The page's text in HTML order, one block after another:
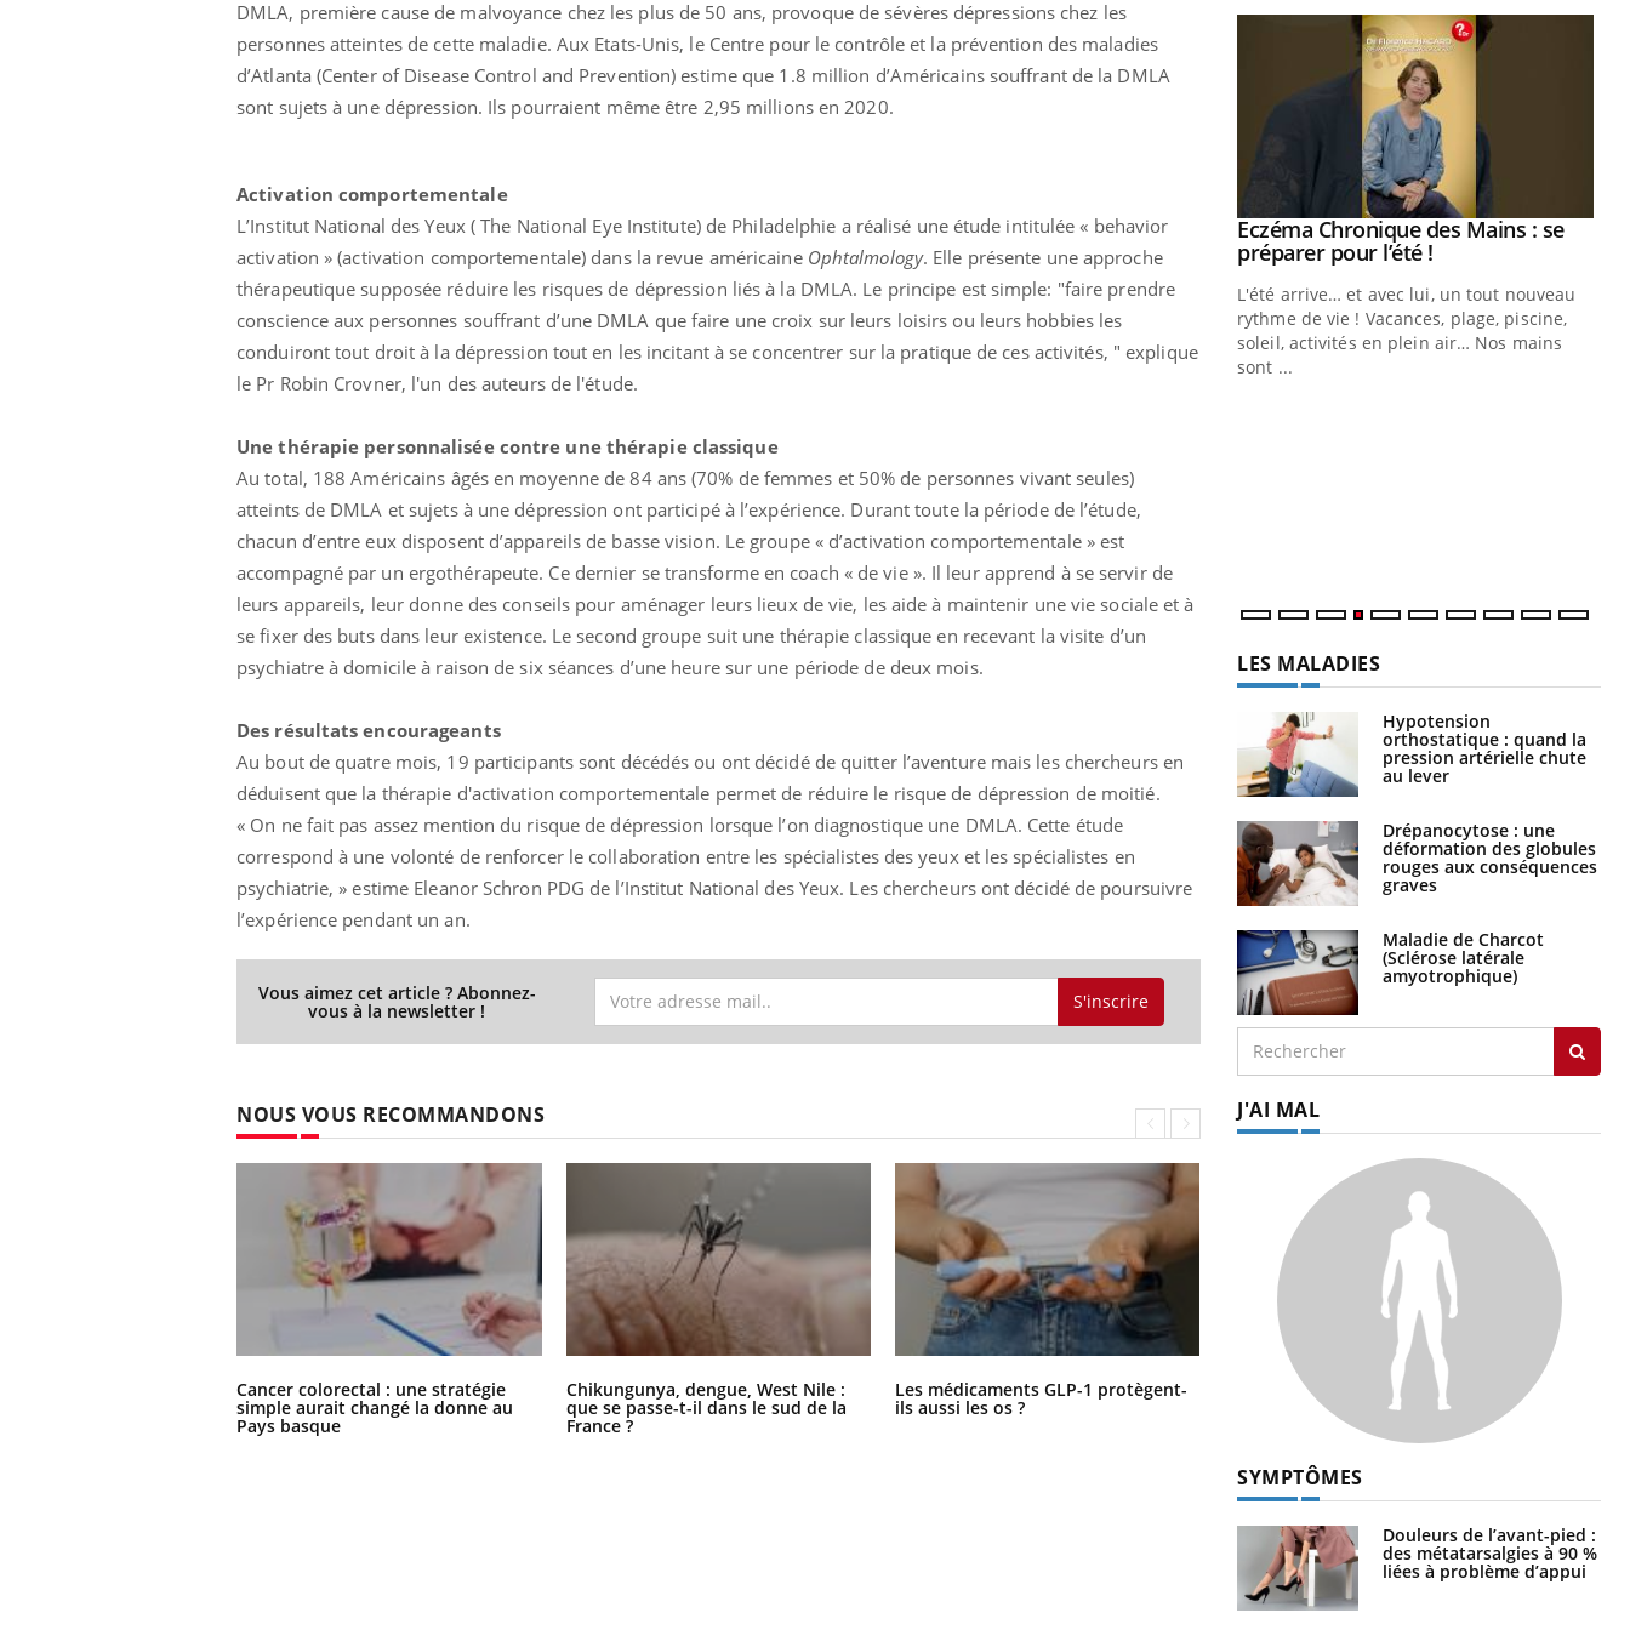
DMLA, première cause de malvoyance chez les plus de 50 ans, provoque de sévères dépressions chez les
personnes atteintes de cette maladie. Aux Etats-Unis, le Centre pour le contrôle et la prévention des maladies
d’Atlanta (Center of Disease Control and Prevention) estime que 1.8 million d’Américains souffrant de la DMLA
sont sujets à une dépression. Ils pourraient même être 2,95 millions en 2020.
Activation comportementale
L’Institut National des Yeux ( The National Eye Institute) de Philadelphie a réalisé une étude intitulée « behavior
activation » (activation comportementale) dans la revue américaine Ophtalmology. Elle présente une approche
thérapeutique supposée réduire les risques de dépression liés à la DMLA. Le principe est simple: "faire prendre
conscience aux personnes souffrant d’une DMLA que faire une croix sur leurs loisirs ou leurs hobbies les
conduiront tout droit à la dépression tout en les incitant à se concentrer sur la pratique de ces activités, " explique
le Pr Robin Crovner, l'un des auteurs de l'étude.
Une thérapie personnalisée contre une thérapie classique
Au total, 188 Américains âgés en moyenne de 84 ans (70% de femmes et 50% de personnes vivant seules)
atteints de DMLA et sujets à une dépression ont participé à l’expérience. Durant toute la période de l’étude,
chacun d’entre eux disposent d’appareils de basse vision. Le groupe « d’activation comportementale » est
accompagné par un ergothérapeute. Ce dernier se transforme en coach « de vie ». Il leur apprend à se servir de
leurs appareils, leur donne des conseils pour aménager leurs lieux de vie, les aide à maintenir une vie sociale et à
se fixer des buts dans leur existence. Le second groupe suit une thérapie classique en recevant la visite d’un
psychiatre à domicile à raison de six séances d’une heure sur une période de deux mois.
Des résultats encourageants
Au bout de quatre mois, 19 participants sont décédés ou ont décidé de quitter l’aventure mais les chercheurs en
déduisent que la thérapie d'activation comportementale permet de réduire le risque de dépression de moitié.
« On ne fait pas assez mention du risque de dépression lorsque l’on diagnostique une DMLA. Cette étude
correspond à une volonté de renforcer le collaboration entre les spécialistes des yeux et les spécialistes en
psychiatrie, » estime Eleanor Schron PDG de l’Institut National des Yeux. Les chercheurs ont décidé de poursuivre
l’expérience pendant un an.
Vous aimez cet article ? Abonnez-
vous à la newsletter ! S'inscrire
NOUS VOUS RECOMMANDONS
Cancer colorectal : une stratégie
simple aurait changé la donne au
Pays basque
Chikungunya, dengue, West Nile :
que se passe-t-il dans le sud de la
France ?
Les médicaments GLP-1 protègent-
ils aussi les os ?
Cytomégalovirus : ce qui change
dans la prise en charge des femmes
Eczéma Chronique des Mains :
expliquer ma maladieYoutube
Il y a des sujets qui sont faciles à aborder...
d'autres non ! D'un côté, poser des
questions sur la maladie d'un proche c'est
Youtube
Carence en fer : comprendre pour
prévenirYoutube
Fatigue, irritabilité, brouillard mental ou
même alopécie… Les symptômes de la
carence en fer sont multiples ce qui la rend
Youtube
Insuline & Charge mentale : et si on
osait en parler??Youtube
En 2026, l'insuline dans le diabète de type 2
reste entourée d'idées reçues chez les
patients comme parfois chez les soignants.
Youtube
Eczéma Chronique des Mains : se
préparer pour l’été !Youtube
L'été arrive… et avec lui, un tout nouveau
rythme de vie ! Vacances, plage, piscine,
soleil, activités en plein air… Nos mains
sont ...
LES MALADIES
Hypotension
orthostatique : quand la
pression artérielle chute
au lever
Drépanocytose : une
déformation des globules
rouges aux conséquences
graves
Maladie de Charcot
(Sclérose latérale
amyotrophique)
J'AI MAL
SYMPTÔMES
Douleurs de l’avant-pied :
des métatarsalgies à 90 %
liées à problème d’appui